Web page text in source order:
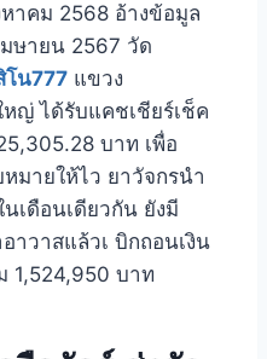
าคม 2568 อ้างข้อมูล
ษายน 2567 วัด
โน777 แขวง
ญ่ ได้รับแคชเชียร์เช็ค
บาท เพื่อ
มายให้ไว ยาวัจกรนำ
เดือนเดียวกัน ยังมี
าวาสแล้วเ บิกถอนเงิน
1,524,950 บาท